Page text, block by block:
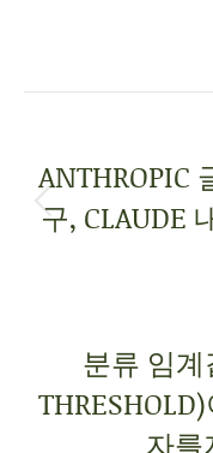
ANTHROPIC
구, CLAUDE
분류 임계
자를